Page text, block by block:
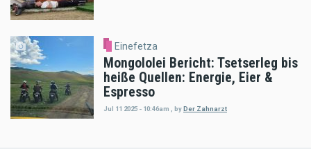
Einefetza
Mongololei Bericht: Tsetserleg bis
heiße Quellen: Energie, Eier &
Espresso
Jul 11 2025 - 10:46am byDer Zahnarzt